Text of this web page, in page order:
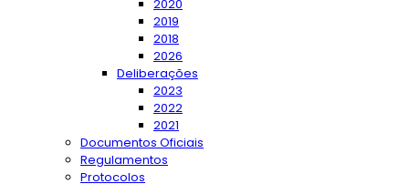
2020
2019
2018
2026
Deliberações
2023
2022
2021
Documentos Oficiais
Regulamentos
Protocolos